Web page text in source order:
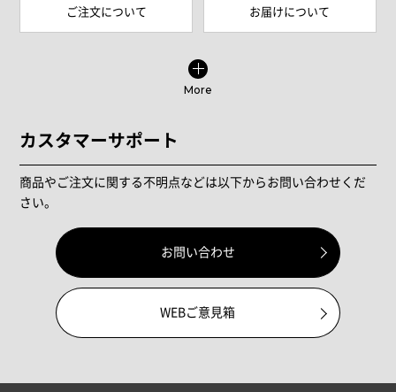
ご注文について お届けについて
More
カスタマーサポート
商品やご注文に関する不明点などは以下からお問い合わせくだ
さい。
お問い合わせ
WEBご意見箱